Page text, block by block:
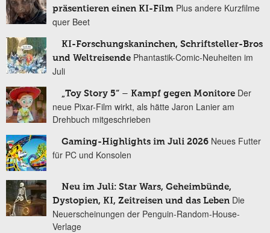
präsentieren einen KI-Film Plus andere Kurzfilme
quer Beet
KI-Forschungskaninchen, Schriftsteller-Bros
und Weltreisende Phantastik-Comic-Neuheiten im
Juli
„Toy Story 5“ – Kampf gegen Monitore Der
neue Pixar-Film wirkt, als hätte Jaron Lanier am
Drehbuch mitgeschrieben
Gaming-Highlights im Juli 2026 Neues Futter
für PC und Konsolen
Neu im Juli: Star Wars, Geheimbünde,
Dystopien, KI, Zeitreisen und das Leben Die
Neuerscheinungen der Penguin-Random-House-
Verlage